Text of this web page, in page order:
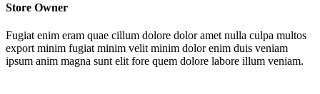
Store Owner
Fugiat enim eram quae cillum dolore dolor amet nulla culpa multos
export minim fugiat minim velit minim dolor enim duis veniam
ipsum anim magna sunt elit fore quem dolore labore illum veniam.